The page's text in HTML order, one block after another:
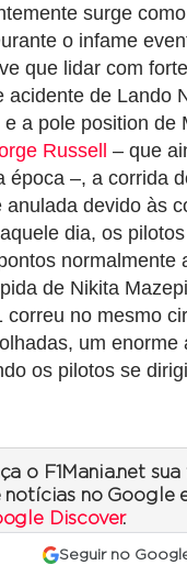
surge
o infame
que lidar com
acidente de Lando
a pole position de
Russell – que
época –, a corrida
anulada devido às
dia, os
normalmente
de Nikita
correu no mesmo
um enorme
os pilotos se
o F1Mania.net
notícias no Google
Discover.
Seguir no